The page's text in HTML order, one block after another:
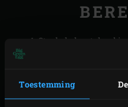
Toestemming
Steek de houtskool in
Snijd de rest van de